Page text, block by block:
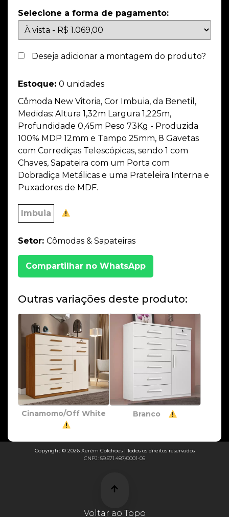
Selecione a forma de pagamento:
Deseja adicionar a montagem do produto?
Estoque: 0 unidades
Cômoda New Vitoria, Cor Imbuia, da Benetil,
Medidas: Altura 1,32m Largura 1,225m,
Profundidade 0,45m Peso 73Kg - Produzida
100% MDP 12mm e Tampo 25mm, 8 Gavetas
com Corrediças Telescópicas, sendo 1 com
Chaves, Sapateira com um Porta com
Dobradiça Metálicas e uma Prateleira Interna e
Puxadores de MDF.
Imbuia
Setor: Cômodas & Sapateiras
Compartilhar no WhatsApp
Outras variações deste produto:
Cinamomo/Off White Branco
Voltar ao Topo
Copyright © 2026 Xerém Colchões | Todos os direitos reservados
CNPJ: 59.571.487/0001-05